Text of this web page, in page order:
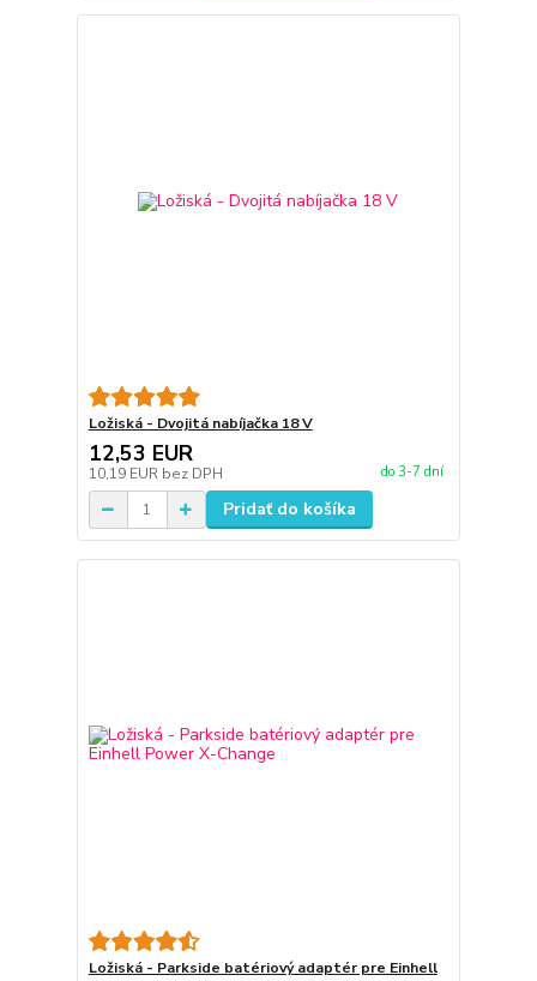
Ložiská - Dvojitá nabíjačka 18 V
12,53 EUR
10,19 EUR bez DPH do 3-7 dní
Pridať do košíka
Ložiská - Parkside batériový adaptér pre Einhell